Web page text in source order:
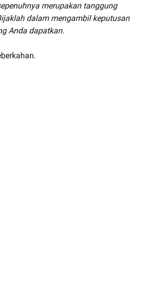
merupakan tanggung
dalam mengambil keputusan
Anda dapatkan.